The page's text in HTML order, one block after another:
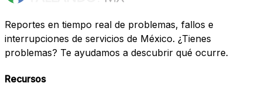
Reportes en tiempo real de problemas, fallos e
interrupciones de servicios de México. ¿Tienes
problemas? Te ayudamos a descubrir qué ocurre.
Recursos